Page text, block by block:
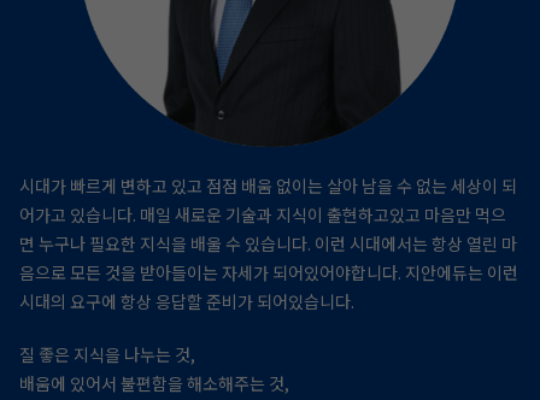
시대가 빠르게 변하고 있고 점점 배움 없이는 살아 남을 수 없는 세상이 되
어가고 있습니다. 매일 새로운 기술과 지식이 출현하고있고 마음만 먹으
면 누구나 필요한 지식을 배울 수 있습니다. 이런 시대에서는 항상 열린 마
음으로 모든 것을 받아들이는 자세가 되어있어야합니다. 지안에듀는 이런
시대의 요구에 항상 응답할 준비가 되어있습니다.
질 좋은 지식을 나누는 것,
배움에 있어서 불편함을 해소해주는 것,